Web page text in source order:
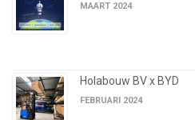
MAART 2024
Holabouw BV x BYD
FEBRUARI 2024